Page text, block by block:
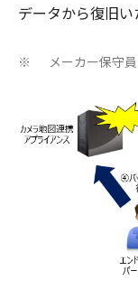
データから復旧い
※ メーカー保守